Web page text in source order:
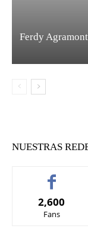
Ferdy
NUESTRAS
2,600
Fans